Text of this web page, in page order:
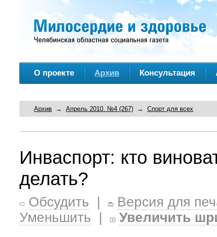
О проекте Архив Консультация
Архив → Апрель 2010. №4 (267) → Спорт для всех
Инваспорт: кто
делать?
Обсудить |
Версия для
Уменьшить | Увеличить